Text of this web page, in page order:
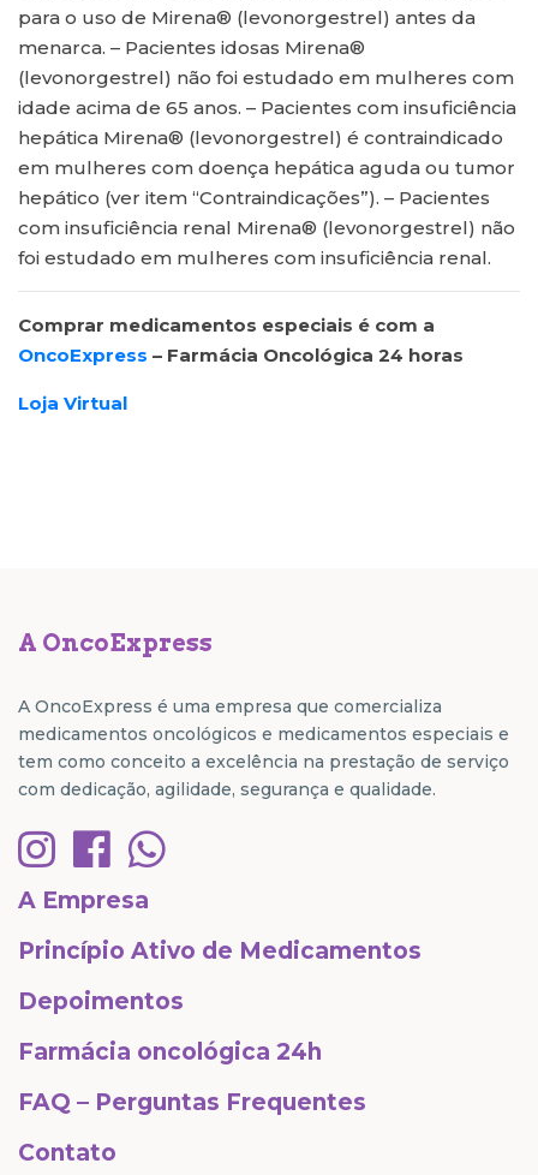
para o uso de Mirena® (levonorgestrel) antes da
menarca. – Pacientes idosas Mirena®
(levonorgestrel) não foi estudado em mulheres com
idade acima de 65 anos. – Pacientes com insuficiência
hepática Mirena® (levonorgestrel) é contraindicado
em mulheres com doença hepática aguda ou tumor
hepático (ver item “Contraindicações”). – Pacientes
com insuficiência renal Mirena® (levonorgestrel) não
foi estudado em mulheres com insuficiência renal.
Comprar medicamentos especiais é com a
OncoExpress – Farmácia Oncológica 24 horas
Loja Virtual
A OncoExpress
A OncoExpress é uma empresa que comercializa
medicamentos oncológicos e medicamentos especiais e
tem como conceito a excelência na prestação de serviço
com dedicação, agilidade, segurança e qualidade.
A Empresa
Princípio Ativo de Medicamentos
Depoimentos
Farmácia oncológica 24h
FAQ – Perguntas Frequentes
Contato